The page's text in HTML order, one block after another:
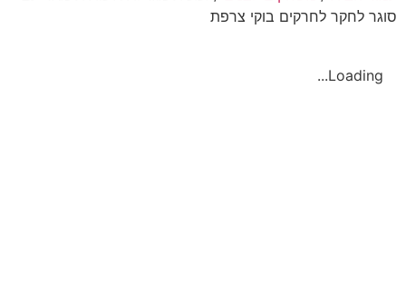
סוגר לחקר לחרקים בוקי צרפת
Loading...